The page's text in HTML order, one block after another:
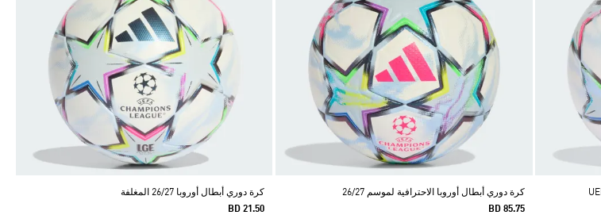
كرة دوري أبطال أوروبا الاحترافية لموسم 26/27
BD 85.75
كرة دوري أبطال أوروبا 26/27 المغلفة
BD 21.50